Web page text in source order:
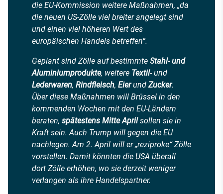
die EU-Kommission weitere Maßnahmen, „da
die neuen US-Zölle viel breiter angelegt sind
und einen viel höheren Wert des
europäischen Handels betreffen“.
Geplant sind Zölle auf bestimmte Stahl- und
Aluminiumprodukte, weitere Textil- und
Lederwaren, Rindfleisch, EierundZucker.
Über diese Maßnahmen will Brüssel in den
kommenden Wochen mit den EU-Ländern
beraten, spätestens Mitte Aprilsollen sie in
Kraft sein. Auch Trump will gegen die EU
nachlegen. Am 2. April will er „reziproke“ Zölle
vorstellen. Damit könnten die USA überall
dort Zölle erhöhen, wo sie derzeit weniger
verlangen als ihre Handelspartner.